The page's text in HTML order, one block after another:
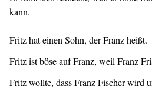
kann.
Fritz hat einen Sohn, der Franz heißt.
Fritz ist böse auf Franz, weil Franz
Fritz wollte, dass Franz Fischer wird